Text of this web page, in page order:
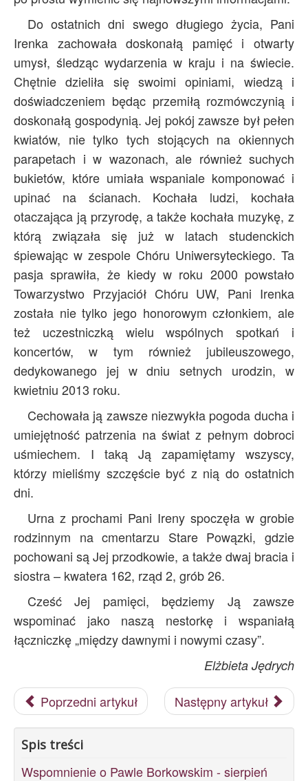
Do ostatnich dni swego długiego życia, Pani
Irenka zachowała doskonałą pamięć i otwarty
umysł, śledząc wydarzenia w kraju i na świecie.
Chętnie dzieliła się swoimi opiniami, wiedzą i
doświadczeniem będąc przemiłą rozmówczynią i
doskonałą gospodynią. Jej pokój zawsze był pełen
kwiatów, nie tylko tych stojących na okiennych
parapetach i w wazonach, ale również suchych
bukietów, które umiała wspaniale komponować i
upinać na ścianach. Kochała ludzi, kochała
otaczająca ją przyrodę, a także kochała muzykę, z
którą związała się już w latach studenckich
śpiewając w zespole Chóru Uniwersyteckiego. Ta
pasja sprawiła, że kiedy w roku 2000 powstało
Towarzystwo Przyjaciół Chóru UW, Pani Irenka
została nie tylko jego honorowym członkiem, ale
też uczestniczką wielu wspólnych spotkań i
koncertów, w tym również jubileuszowego,
dedykowanego jej w dniu setnych urodzin, w
kwietniu 2013 roku.
Cechowała ją zawsze niezwykła pogoda ducha i
umiejętność patrzenia na świat z pełnym dobroci
uśmiechem. I taką Ją zapamiętamy wszyscy,
którzy mieliśmy szczęście być z nią do ostatnich
dni.
Urna z prochami Pani Ireny spoczęła w grobie
rodzinnym na cmentarzu Stare Powązki, gdzie
pochowani są Jej przodkowie, a także dwaj bracia i
siostra – kwatera 162, rząd 2, grób 26.
Cześć Jej pamięci, będziemy Ją zawsze
wspominać jako naszą nestorkę i wspaniałą
łączniczkę „między dawnymi i nowymi czasy”.
Elżbieta Jędrych
Poprzedni artykuł Następny artykuł
Spis treści
Wspomnienie o Pawle Borkowskim - sierpień